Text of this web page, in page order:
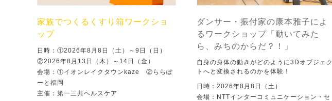
家族でつくるくすり箱ワークショ
ップ
日時：①2026年8月8日（土）～9日（日）
②2026年8月13日（木）～14日（金）
会場：①イオンレイクタウンkaze ②ららぽ
ーと福岡
主催：第一三共ヘルスケア
ダンサー・振付家の康本雅子によ
るワークショップ「動いてみた
ら、みちのからだ？！」
自身の身体の動きがどのように3Dオブジェク
トへと変換されるのかを体験！
日時：2026年8月8日（土）
会場：NTTインターコミュニケーション・セ